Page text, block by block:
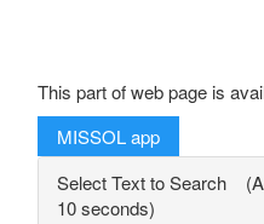
This part of web page is
MISSOL app
Select Text to Search
10 seconds)